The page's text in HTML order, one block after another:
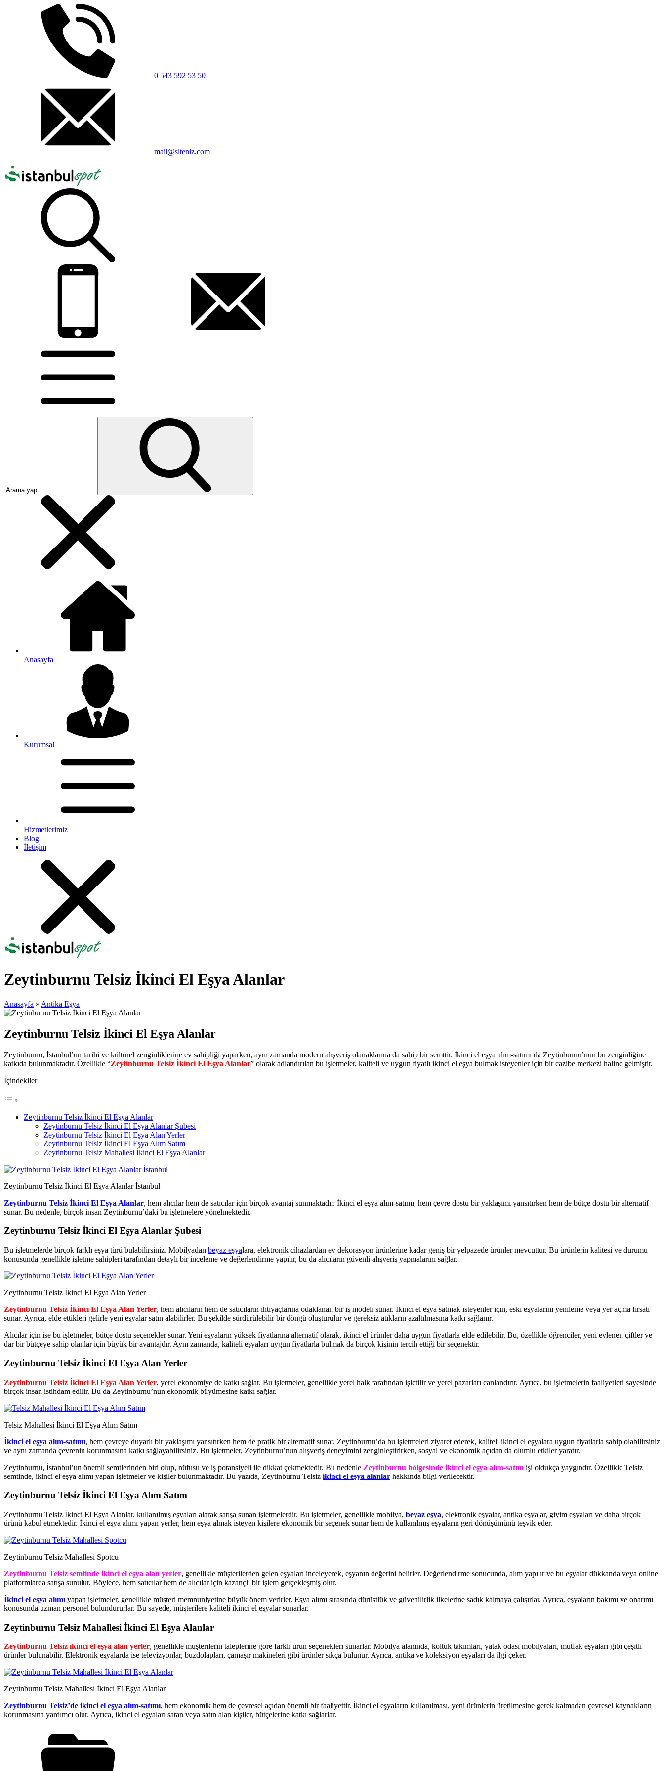
0 543 592 53 50
mail@siteniz.com
Anasayfa
Kurumsal
Hizmetlerimiz
Blog
İletişim
Zeytinburnu Telsiz İkinci El Eşya Alanlar
Anasayfa » Antika Eşya
Zeytinburnu Telsiz İkinci El Eşya Alanlar
Zeytinburnu, İstanbul’un tarihi ve kültürel zenginliklerine ev sahipliği yaparken, aynı zamanda modern alışveriş olanaklarına da sahip bir semttir. İkinci el eşya alım-satımı da Zeytinburnu’nun bu zenginliğine
katkıda bulunmaktadır. Özellikle “Zeytinburnu Telsiz İkinci El Eşya Alanlar” olarak adlandırılan bu işletmeler, kaliteli ve uygun fiyatlı ikinci el eşya bulmak isteyenler için bir cazibe merkezi haline gelmiştir.
İçindekiler
Zeytinburnu Telsiz İkinci El Eşya Alanlar
Zeytinburnu Telsiz İkinci El Eşya Alanlar Şubesi
Zeytinburnu Telsiz İkinci El Eşya Alan Yerler
Zeytinburnu Telsiz İkinci El Eşya Alım Satım
Zeytinburnu Telsiz Mahallesi İkinci El Eşya Alanlar
Zeytinburnu Telsiz İkinci El Eşya Alanlar İstanbul
Zeytinburnu Telsiz İkinci El Eşya Alanlar, hem alıcılar hem de satıcılar için birçok avantaj sunmaktadır. İkinci el eşya alım-satımı, hem çevre dostu bir yaklaşımı yansıtırken hem de bütçe dostu bir alternatif
sunar. Bu nedenle, birçok insan Zeytinburnu’daki bu işletmelere yönelmektedir.
Zeytinburnu Telsiz İkinci El Eşya Alanlar Şubesi
Bu işletmelerde birçok farklı eşya türü bulabilirsiniz. Mobilyadan beyaz eşyalara, elektronik cihazlardan ev dekorasyon ürünlerine kadar geniş bir yelpazede ürünler mevcuttur. Bu ürünlerin kalitesi ve durumu
konusunda genellikle işletme sahipleri tarafından detaylı bir inceleme ve değerlendirme yapılır, bu da alıcıların güvenli alışveriş yapmalarını sağlar.
Zeytinburnu Telsiz İkinci El Eşya Alan Yerler
Zeytinburnu Telsiz İkinci El Eşya Alan Yerler, hem alıcıların hem de satıcıların ihtiyaçlarına odaklanan bir iş modeli sunar. İkinci el eşya satmak isteyenler için, eski eşyalarını yenileme veya yer açma fırsatı
sunar. Ayrıca, elde ettikleri gelirle yeni eşyalar satın alabilirler. Bu şekilde sürdürülebilir bir döngü oluşturulur ve gereksiz atıkların azaltılmasına katkı sağlanır.
Alıcılar için ise bu işletmeler, bütçe dostu seçenekler sunar. Yeni eşyaların yüksek fiyatlarına alternatif olarak, ikinci el ürünler daha uygun fiyatlarla elde edilebilir. Bu, özellikle öğrenciler, yeni evlenen çiftler ve
dar bir bütçeye sahip olanlar için büyük bir avantajdır. Aynı zamanda, kaliteli eşyaları uygun fiyatlarla bulmak da birçok kişinin tercih ettiği bir seçenektir.
Zeytinburnu Telsiz İkinci El Eşya Alan Yerler
Zeytinburnu Telsiz İkinci El Eşya Alan Yerler, yerel ekonomiye de katkı sağlar. Bu işletmeler, genellikle yerel halk tarafından işletilir ve yerel pazarları canlandırır. Ayrıca, bu işletmelerin faaliyetleri sayesinde
birçok insan istihdam edilir. Bu da Zeytinburnu’nun ekonomik büyümesine katkı sağlar.
Telsiz Mahallesi İkinci El Eşya Alım Satım
İkinci el eşya alım-satımı, hem çevreye duyarlı bir yaklaşımı yansıtırken hem de pratik bir alternatif sunar. Zeytinburnu’da bu işletmeleri ziyaret ederek, kaliteli ikinci el eşyalara uygun fiyatlarla sahip olabilirsiniz
ve aynı zamanda çevrenin korunmasına katkı sağlayabilirsiniz. Bu işletmeler, Zeytinburnu’nun alışveriş deneyimini zenginleştirirken, sosyal ve ekonomik açıdan da olumlu etkiler yaratır.
Zeytinburnu, İstanbul’un önemli semtlerinden biri olup, nüfusu ve iş potansiyeli ile dikkat çekmektedir. Bu nedenle Zeytinburnu bölgesinde ikinci el eşya alım-satım işi oldukça yaygındır. Özellikle Telsiz
semtinde, ikinci el eşya alımı yapan işletmeler ve kişiler bulunmaktadır. Bu yazıda, Zeytinburnu Telsiz ikinci el eşya alanlar hakkında bilgi verilecektir.
Zeytinburnu Telsiz İkinci El Eşya Alım Satım
Zeytinburnu Telsiz İkinci El Eşya Alanlar, kullanılmış eşyaları alarak satışa sunan işletmelerdir. Bu işletmeler, genellikle mobilya, beyaz eşya, elektronik eşyalar, antika eşyalar, giyim eşyaları ve daha birçok
ürünü kabul etmektedir. İkinci el eşya alımı yapan yerler, hem eşya almak isteyen kişilere ekonomik bir seçenek sunar hem de kullanılmış eşyaların geri dönüşümünü teşvik eder.
Zeytinburnu Telsiz Mahallesi Spotcu
Zeytinburnu Telsiz semtinde ikinci el eşya alan yerler, genellikle müşterilerden gelen eşyaları inceleyerek, eşyanın değerini belirler. Değerlendirme sonucunda, alım yapılır ve bu eşyalar dükkanda veya online
platformlarda satışa sunulur. Böylece, hem satıcılar hem de alıcılar için kazançlı bir işlem gerçekleşmiş olur.
İkinci el eşya alımı yapan işletmeler, genellikle müşteri memnuniyetine büyük önem verirler. Eşya alımı sırasında dürüstlük ve güvenilirlik ilkelerine sadık kalmaya çalışırlar. Ayrıca, eşyaların bakımı ve onarımı
konusunda uzman personel bulundururlar. Bu sayede, müşterilere kaliteli ikinci el eşyalar sunarlar.
Zeytinburnu Telsiz Mahallesi İkinci El Eşya Alanlar
Zeytinburnu Telsiz ikinci el eşya alan yerler, genellikle müşterilerin taleplerine göre farklı ürün seçenekleri sunarlar. Mobilya alanında, koltuk takımları, yatak odası mobilyaları, mutfak eşyaları gibi çeşitli
ürünler bulunabilir. Elektronik eşyalarda ise televizyonlar, buzdolapları, çamaşır makineleri gibi ürünler sıkça bulunur. Ayrıca, antika ve koleksiyon eşyaları da ilgi çeker.
Zeytinburnu Telsiz Mahallesi İkinci El Eşya Alanlar
Zeytinburnu Telsiz’de ikinci el eşya alım-satımı, hem ekonomik hem de çevresel açıdan önemli bir faaliyettir. İkinci el eşyaların kullanılması, yeni ürünlerin üretilmesine gerek kalmadan çevresel kaynakların
korunmasına yardımcı olur. Ayrıca, ikinci el eşyaları satan veya satın alan kişiler, bütçelerine katkı sağlarlar.